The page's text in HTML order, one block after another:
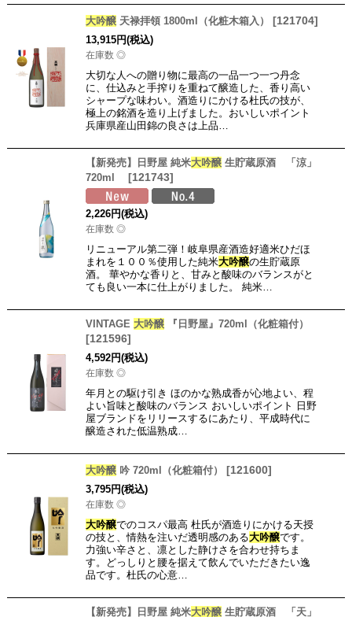
大吟醸天禄拝領 1800ml（化粧木箱入） [121704]
13,915円(税込)
在庫数 ◎
大切な人への贈り物に最高の一品一つ一つ丹念
に、仕込みと手搾りを重ねて醸造した、香り高い
シャープな味わい。酒造りにかける杜氏の技が、
極上の銘酒を造り上げました。おいしいポイント
兵庫県産山田錦の良さは上品…
【新発売】日野屋 純米大吟醸生貯蔵原酒 「涼」
720ml
[121743]
2,226円(税込)
在庫数 ◎
リニューアル第二弾！岐阜県産酒造好適米ひだほ
まれを１００％使用した純米大吟醸の生貯蔵原
酒。 華やかな香りと、甘みと酸味のバランスがと
ても良い一本に仕上がりました。 純米…
VINTAGE 大吟醸『日野屋』720ml（化粧箱付）
[121596]
4,592円(税込)
在庫数 ◎
年月との駆け引き ほのかな熟成香が心地よい、程
よい旨味と酸味のバランス おいしいポイント 日野
屋ブランドをリリースするにあたり、平成時代に
醸造された低温熟成…
大吟醸吟 720ml（化粧箱付） [121600]
3,795円(税込)
在庫数 ◎
大吟醸でのコスパ最高 杜氏が酒造りにかける天授
の技と、情熱を注いだ透明感のある大吟醸です。
力強い辛さと、凛とした静けさを合わせ持ちま
す。どっしりと腰を据えて飲んでいただきたい逸
品です。杜氏の心意…
【新発売】日野屋 純米大吟醸生貯蔵原酒 「天」